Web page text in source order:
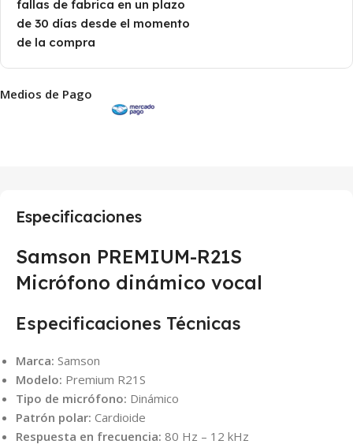
fallas de fabrica en un plazo
de 30 días desde el momento
de la compra
Medios de Pago
Especificaciones
Samson PREMIUM-R21S
Micrófono dinámico vocal
Especificaciones Técnicas
Marca: Samson
Modelo: Premium R21S
Tipo de micrófono: Dinámico
Patrón polar: Cardioide
Respuesta en frecuencia: 80 Hz – 12 kHz